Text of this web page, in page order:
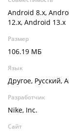
Android 8.x,
12.x, Android 13.x
Размер
106.19 МБ
Язык
Другое, Русский,
Разработчик
Nike, Inc.
Сайт